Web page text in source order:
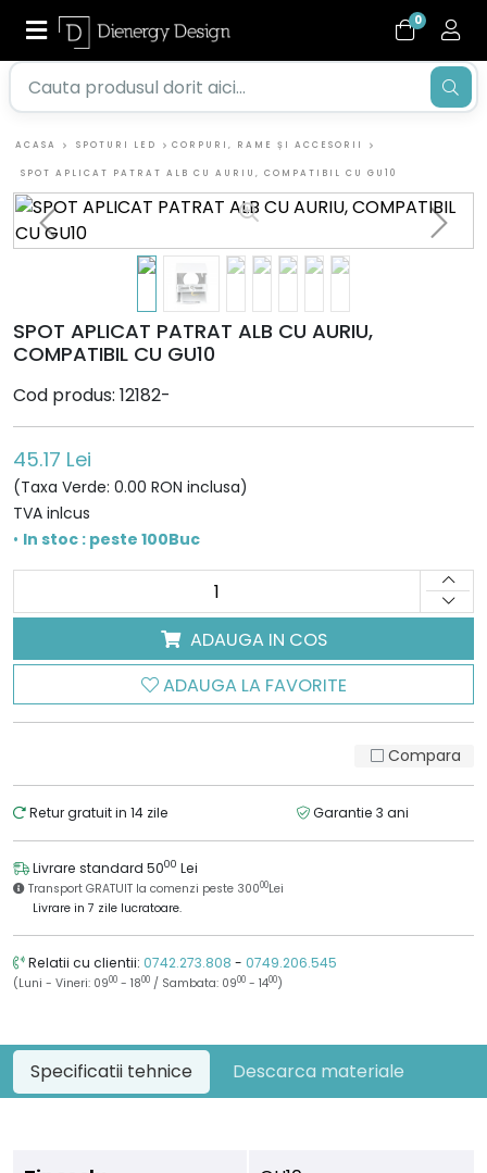
0
ACASA SPOTURI LED CORPURI, RAME ȘI ACCESORII
SPOT APLICAT PATRAT ALB CU AURIU, COMPATIBIL CU GU10
SPOT APLICAT PATRAT ALB CU AURIU,
COMPATIBIL CU GU10
Cod produs: 12182-
45.17 Lei
(Taxa Verde: 0.00 RON inclusa)
TVA inlcus
• In stoc : peste 100Buc
ADAUGA IN COS
ADAUGA LA FAVORITE
Compara
Retur gratuit in 14 zile Garantie 3 ani
Livrare standard 5000 Lei
Transport GRATUIT la comenzi peste 30000Lei
Livrare in 7 zile lucratoare.
Relatii cu clientii: 0742.273.808 - 0749.206.545
(Luni - Vineri: 0900 - 1800 / Sambata: 0900 - 1400)
Specificatii tehnice Descarca materiale